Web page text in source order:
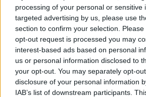
processing of your personal or sensitive
targeted advertising by us, please use
section to confirm your selection.
opt-out request is processed you may
interest-based ads based on personal
us or personal information disclosed to
your opt-out. You may separately opt-
disclosure of your personal information
IAB’s list of downstream participants.
demonstranty
27.9.2000 16:50 | PRAHA (ČIA)
Stovky telefonátů a e-mailů od občanů z
vyjadřujících svou podporu, poděkování a
policie, kteří v průběhu úterního dne
pražských ulicích, přijalo od včerejšího
centrum ministerstva vnitra a policie. Lidé
solidaritu s policisty, zraněnými při střetech
přimlouvali se i za tvrdší postup policie.
tisková mluvčíministerstva vnitra, Gabriela